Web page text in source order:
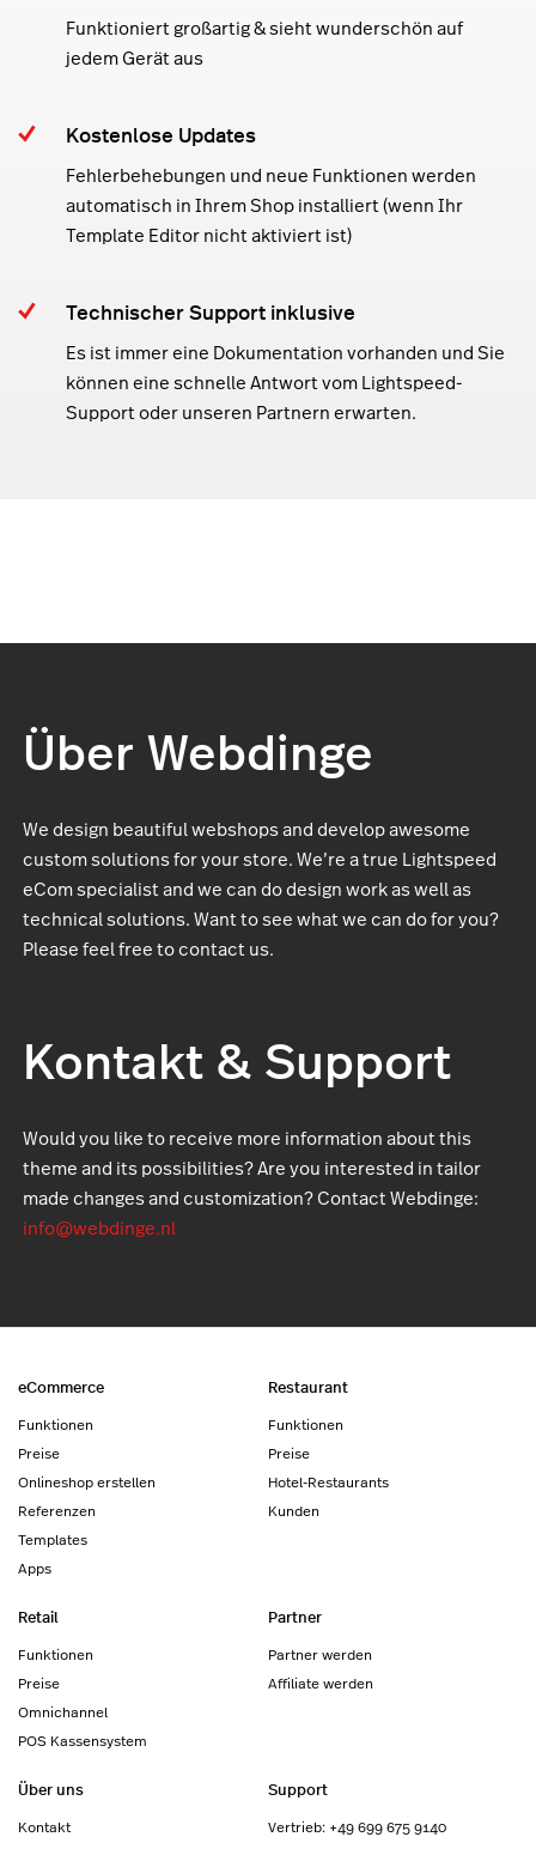
Funktioniert großartig & sieht wunderschön auf
jedem Gerät aus
Kostenlose Updates
Fehlerbehebungen und neue Funktionen werden
automatisch in Ihrem Shop installiert (wenn Ihr
Template Editor nicht aktiviert ist)
Technischer Support inklusive
Es ist immer eine Dokumentation vorhanden und Sie
können eine schnelle Antwort vom Lightspeed-
Support oder unseren Partnern erwarten.
Über Webdinge
We design beautiful webshops and develop awesome
custom solutions for your store. We’re a true Lightspeed
eCom specialist and we can do design work as well as
technical solutions. Want to see what we can do for you?
Please feel free to contact us.
Kontakt & Support
Would you like to receive more information about this
theme and its possibilities? Are you interested in tailor
made changes and customization? Contact Webdinge:
info@webdinge.nl
eCommerce
Funktionen
Preise
Onlineshop erstellen
Referenzen
Templates
Apps
Restaurant
Funktionen
Preise
Hotel-Restaurants
Kunden
Retail
Funktionen
Preise
Omnichannel
POS Kassensystem
Partner
Partner werden
Affiliate werden
Über uns
Kontakt
Support
Vertrieb: +49 699 675 9140